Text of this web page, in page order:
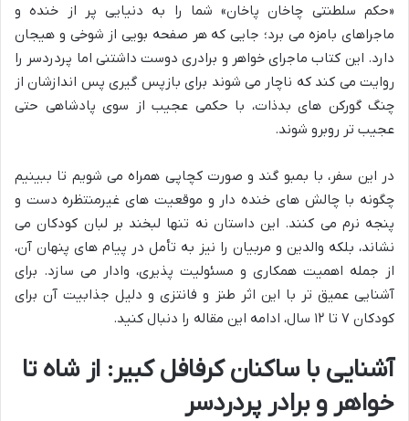
«حکم سلطنتی چاخان پاخان» شما را به دنیایی پر از خنده و
ماجراهای بامزه می برد؛ جایی که هر صفحه بویی از شوخی و هیجان
دارد. این کتاب ماجرای خواهر و برادری دوست داشتنی اما پردردسر را
روایت می کند که ناچار می شوند برای بازپس گیری پس اندازشان از
چنگ گورکن های بدذات، با حکمی عجیب از سوی پادشاهی حتی
عجیب تر روبرو شوند.
در این سفر، با بمبو گند و صورت کچاپی همراه می شویم تا ببینیم
چگونه با چالش های خنده دار و موقعیت های غیرمنتظره دست و
پنجه نرم می کنند. این داستان نه تنها لبخند بر لبان کودکان می
نشاند، بلکه والدین و مربیان را نیز به تأمل در پیام های پنهان آن،
از جمله اهمیت همکاری و مسئولیت پذیری، وادار می سازد. برای
آشنایی عمیق تر با این اثر طنز و فانتزی و دلیل جذابیت آن برای
کودکان ۷ تا ۱۲ سال، ادامه این مقاله را دنبال کنید.
آشنایی با ساکنان کرفافل کبیر: از شاه تا
خواهر و برادر پردردسر